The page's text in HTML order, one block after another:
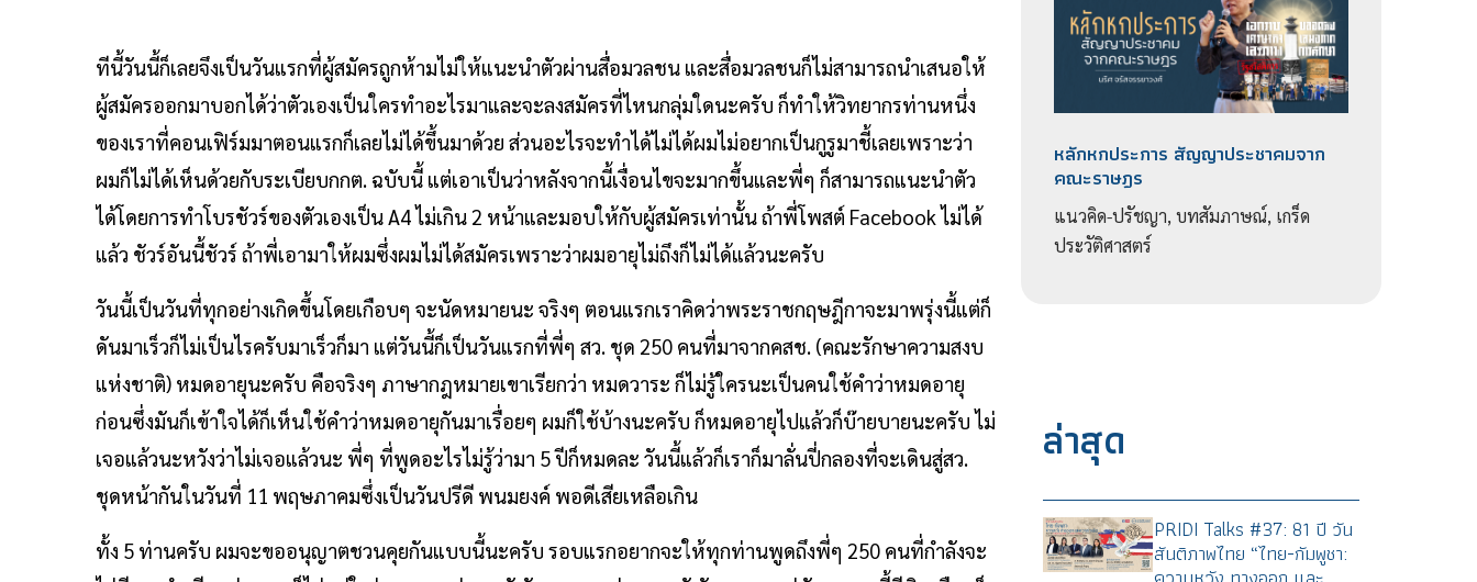
ทีนี้วันนี้ก็เลยจึงเป็นวันแรกที่ผู้สมัครถูกห้ามไม่ให้แนะนำตัวผ่านสื่อมวลชน และสื่อมวลชนก็ไม่สามารถนำเสนอให้
ผู้สมัครออกมาบอกได้ว่าตัวเองเป็นใครทำอะไรมาและจะลงสมัครที่ไหนกลุ่มใดนะครับ ก็ทำให้วิทยากรท่านหนึ่ง
ของเราที่คอนเฟิร์มมาตอนแรกก็เลยไม่ได้ขึ้นมาด้วย ส่วนอะไรจะทำได้ไม่ได้ผมไม่อยากเป็นกูรูมาชี้เลยเพราะว่า
ผมก็ไม่ได้เห็นด้วยกับระเบียบกกต. ฉบับนี้ แต่เอาเป็นว่าหลังจากนี้เงื่อนไขจะมากขึ้นและพี่ๆ ก็สามารถแนะนำตัว
ได้โดยการทำโบรชัวร์ของตัวเองเป็น A4 ไม่เกิน 2 หน้าและมอบให้กับผู้สมัครเท่านั้น ถ้าพี่โพสต์ Facebook ไม่ได้
แล้ว ชัวร์อันนี้ชัวร์ ถ้าพี่เอามาให้ผมซึ่งผมไม่ได้สมัครเพราะว่าผมอายุไม่ถึงก็ไม่ได้แล้วนะครับ
วันนี้เป็นวันที่ทุกอย่างเกิดขึ้นโดยเกือบๆ จะนัดหมายนะ จริงๆ ตอนแรกเราคิดว่าพระราชกฤษฎีกาจะมาพรุ่งนี้แต่ก็
ดันมาเร็วก็ไม่เป็นไรครับมาเร็วก็มา แต่วันนี้ก็เป็นวันแรกที่พี่ๆ สว. ชุด 250 คนที่มาจากคสช. (คณะรักษาความสงบ
แห่งชาติ) หมดอายุนะครับ คือจริงๆ ภาษากฎหมายเขาเรียกว่า หมดวาระ ก็ไม่รู้ใครนะเป็นคนใช้คำว่าหมดอายุ
ก่อนซึ่งมันก็เข้าใจได้ก็เห็นใช้คำว่าหมดอายุกันมาเรื่อยๆ ผมก็ใช้บ้างนะครับ ก็หมดอายุไปแล้วก็บ๊ายบายนะครับ ไม่
เจอแล้วนะหวังว่าไม่เจอแล้วนะ พี่ๆ ที่พูดอะไรไม่รู้ว่ามา 5 ปีก็หมดละ วันนี้แล้วก็เราก็มาลั่นปี่กลองที่จะเดินสู่สว.
ชุดหน้ากันในวันที่ 11 พฤษภาคมซึ่งเป็นวันปรีดี พนมยงค์ พอดีเสียเหลือเกิน
ทั้ง 5 ท่านครับ ผมจะขออนุญาตชวนคุยกันแบบนี้นะครับ รอบแรกอยากจะให้ทุกท่านพูดถึงพี่ๆ 250 คนที่กำลังจะ
หลักหกประการ สัญญาประชาคมจาก
คณะราษฎร
แนวคิด-ปรัชญา, บทสัมภาษณ์, เกร็ด
ประวัติศาสตร์
ล่าสุด
PRIDI Talks #37: 81 ปี วัน
สันติภาพไทย “ไทย-กัมพูชา: